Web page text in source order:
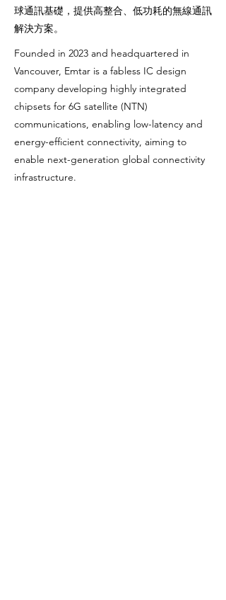
球通訊基礎，提供高整合、低功耗的無線通訊
解決方案。
Founded in 2023 and headquartered in
Vancouver, Emtar is a fabless IC design
company developing highly integrated
chipsets for 6G satellite (NTN)
communications, enabling low-latency and
energy-efficient connectivity, aiming to
enable next-generation global connectivity
infrastructure.